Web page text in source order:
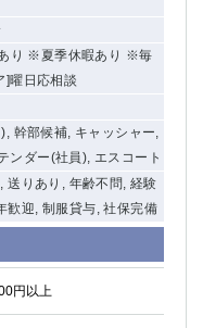
り ※夏季休暇あり ※毎
]曜日応相談
幹部候補, キャッシャー,
ンダー(社員), エスコート
送りあり, 年齢不問, 経験
歓迎, 制服貸与, 社保完備
円以上